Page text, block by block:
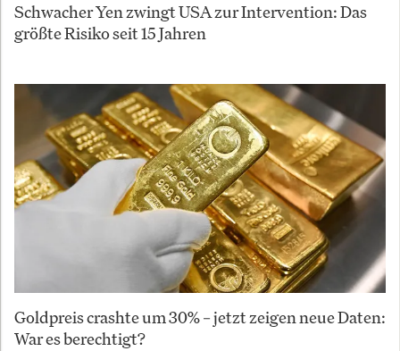
Schwacher Yen zwingt USA zur Intervention: Das
größte Risiko seit 15 Jahren
Goldpreis crashte um 30% – jetzt zeigen neue Daten:
War es berechtigt?